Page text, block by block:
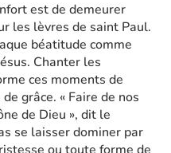
est de demeurer
les lèvres de saint Paul.
béatitude comme
Chanter les
ces moments de
grâce. « Faire de nos
de Dieu », dit le
se laisser dominer par